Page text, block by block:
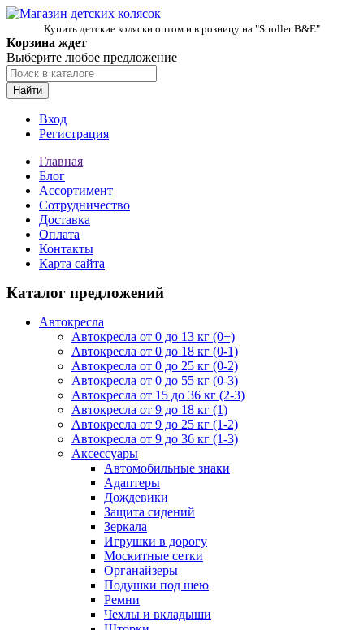
Купить детские коляски оптом и в розницу на "Stroller B&E"
Корзина ждет
Выберите любое предложение
Найти
Вход
Регистрация
Главная
Блог
Ассортимент
Сотрудничество
Доставка
Оплата
Контакты
Карта сайта
Каталог предложений
Автокресла
Автокресла от 0 до 13 кг (0+)
Автокресла от 0 до 18 кг (0-1)
Автокресла от 0 до 25 кг (0-2)
Автокресла от 0 до 55 кг (0-3)
Автокресла от 15 до 36 кг (2-3)
Автокресла от 9 до 18 кг (1)
Автокресла от 9 до 25 кг (1-2)
Автокресла от 9 до 36 кг (1-3)
Аксессуары
Автомобильные знаки
Адаптеры
Дождевики
Защита сидений
Зеркала
Игрушки в дорогу
Москитные сетки
Органайзеры
Подушки под шею
Ремни
Чехлы и вкладыши